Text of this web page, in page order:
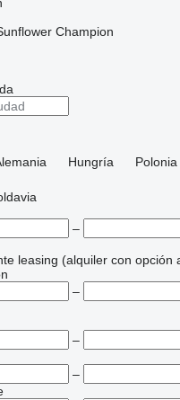
Champion
Hungría
Polonia
–
leasing (alquiler con opción
–
–
–